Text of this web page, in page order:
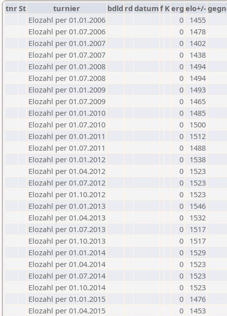
tnrSt turnier bdld rd datumf Kerg elo+/-
Elozahl per 01.01.2006
0
1455
Elozahl per 01.07.2006
0
1478
Elozahl per 01.01.2007
0
1402
Elozahl per 01.07.2007
0
1438
Elozahl per 01.01.2008
0
1494
Elozahl per 01.07.2008
0
1494
Elozahl per 01.01.2009
0
1493
Elozahl per 01.07.2009
0
1465
Elozahl per 01.01.2010
0
1485
Elozahl per 01.07.2010
0
1500
Elozahl per 01.01.2011
0
1512
Elozahl per 01.07.2011
0
1488
Elozahl per 01.01.2012
0
1538
Elozahl per 01.04.2012
0
1523
Elozahl per 01.07.2012
0
1523
Elozahl per 01.10.2012
0
1523
Elozahl per 01.01.2013
0
1546
Elozahl per 01.04.2013
0
1532
Elozahl per 01.07.2013
0
1517
Elozahl per 01.10.2013
0
1517
Elozahl per 01.01.2014
0
1529
Elozahl per 01.04.2014
0
1523
Elozahl per 01.07.2014
0
1523
Elozahl per 01.10.2014
0
1523
Elozahl per 01.01.2015
0
1476
Elozahl per 01.04.2015
0
1453